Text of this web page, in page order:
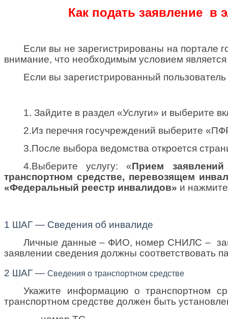
Как подать заявление в
Если вы не зарегистрированы на портале
внимание, что необходимым условием
Если вы зарегистрированный пользователь
1. Зайдите в раздел «Услуги» и выберите
2.Из перечня госучреждений выберите
3.После выбора ведомства откроется
4.Выберите услугу: «Прием
транспортном средстве, перевозящем
«Федеральный реестр инвалидов» и
1 ШАГ — Сведения об инвалиде
Личные данные – ФИО, номер СНИЛС –
заявлении сведения должны соответствовать
2 ШАГ — Сведения о транспортном средстве
Укажите информацию о транспортном
транспортном средстве должен быть